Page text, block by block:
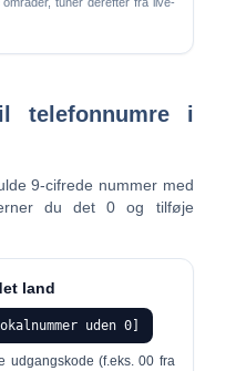
telefonnumre i
9-cifrede nummer med
du det 0 og tilføje
land
uden 0]
udgangskode (f.eks. 00 fra